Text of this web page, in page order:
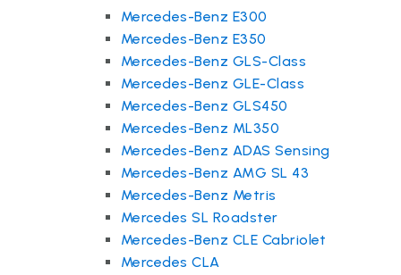
Mercedes-Benz E300
Mercedes-Benz E350
Mercedes-Benz GLS-Class
Mercedes-Benz GLE-Class
Mercedes-Benz GLS450
Mercedes-Benz ML350
Mercedes-Benz ADAS Sensing
Mercedes-Benz AMG SL 43
Mercedes-Benz Metris
Mercedes SL Roadster
Mercedes-Benz CLE Cabriolet
Mercedes CLA